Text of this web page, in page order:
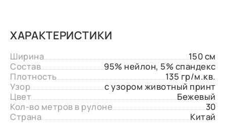
ХАРАКТЕРИСТИКИ
Ширина
150 см
Состав
95% нейлон, 5% спандекс
Плотность
135 гр/м.кв.
Узор
с узором животный принт
Цвет
Бежевый
Кол-во метров в рулоне
30
Страна
Китай